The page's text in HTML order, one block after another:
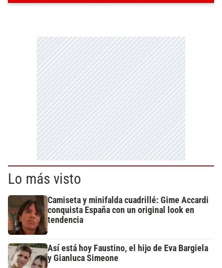
Lo más visto
Camiseta y minifalda cuadrillé: Gime Accardi
conquista España con un original look en
tendencia
Así está hoy Faustino, el hijo de Eva Bargiela
y Gianluca Simeone